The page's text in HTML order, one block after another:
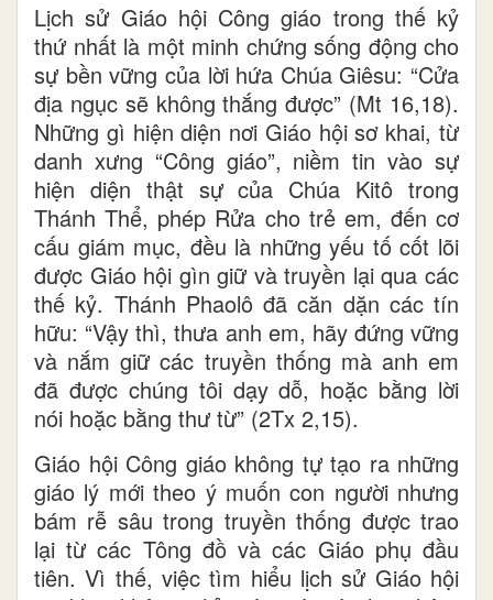
Lịch sử Giáo hội Công giáo trong thế kỷ
thứ nhất là một minh chứng sống động cho
sự bền vững của lời hứa Chúa Giêsu: “Cửa
địa ngục sẽ không thắng được” (Mt 16,18).
Những gì hiện diện nơi Giáo hội sơ khai, từ
danh xưng “Công giáo”, niềm tin vào sự
hiện diện thật sự của Chúa Kitô trong
Thánh Thể, phép Rửa cho trẻ em, đến cơ
cấu giám mục, đều là những yếu tố cốt lõi
được Giáo hội gìn giữ và truyền lại qua các
thế kỷ. Thánh Phaolô đã căn dặn các tín
hữu: “Vậy thì, thưa anh em, hãy đứng vững
và nắm giữ các truyền thống mà anh em
đã được chúng tôi dạy dỗ, hoặc bằng lời
nói hoặc bằng thư từ” (2Tx 2,15).
Giáo hội Công giáo không tự tạo ra những
giáo lý mới theo ý muốn con người nhưng
bám rễ sâu trong truyền thống được trao
lại từ các Tông đồ và các Giáo phụ đầu
tiên. Vì thế, việc tìm hiểu lịch sử Giáo hội